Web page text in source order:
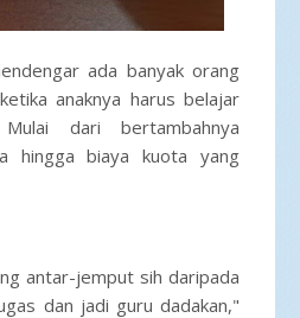
ada banyak orang
anaknya harus belajar
dari bertambahnya
hingga biaya kuota yang
antar-jemput sih daripada
dan jadi guru dadakan,"